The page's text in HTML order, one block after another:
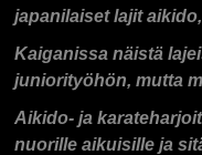
japanilaiset lajit
Kaiganissa näistä
juniorityöhön, mutta
Aikido- ja
nuorille aikuisille ja